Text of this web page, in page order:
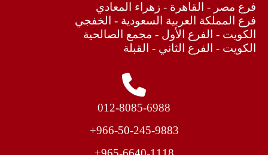
فرع مصر - القاهرة - زهراء المعادي
فرع المملكة العربية السعودية - الخفجي
الكويت - الفرع الأول - مجمع الصالحية
الكويت - الفرع الثاني - القبلة
012-8085-6988
966-50-245-9883+​